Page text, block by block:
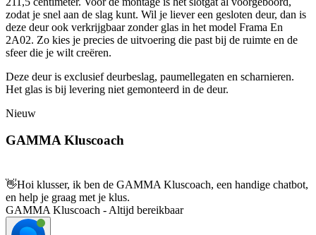
zodat je snel aan de slag kunt. Wil je liever een gesloten deur, dan is
deze deur ook verkrijgbaar zonder glas in het model Frama En
2A02. Zo kies je precies de uitvoering die past bij de ruimte en de
sfeer die je wilt creëren.
Deze deur is exclusief deurbeslag, paumellegaten en scharnieren.
Het glas is bij levering niet gemonteerd in de deur.
Nieuw
GAMMA Kluscoach
👋Hoi klusser, ik ben de GAMMA Kluscoach, een handige chatbot,
en help je graag met je klus.
GAMMA Kluscoach - Altijd bereikbaar